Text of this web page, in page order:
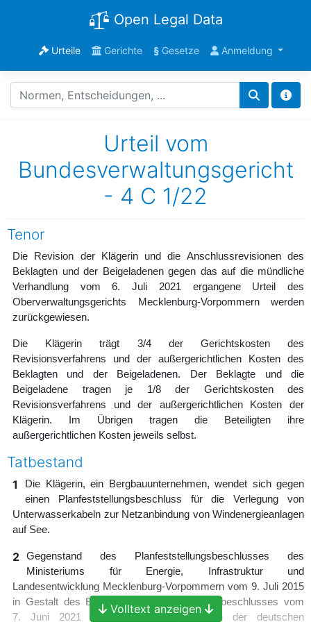
Open Legal Data
Urteile Gerichte §Gesetze Anmeldung
Urteil vom
Bundesverwaltungsgericht
- 4 C 1/22
Tenor
Die Revision der Klägerin und die Anschlussrevisionen des
Beklagten und der Beigeladenen gegen das auf die mündliche
Verhandlung vom 6. Juli 2021 ergangene Urteil des
Oberverwaltungsgerichts Mecklenburg-Vorpommern werden
zurückgewiesen.
Die Klägerin trägt 3/4 der Gerichtskosten des
Revisionsverfahrens und der außergerichtlichen Kosten des
Beklagten und der Beigeladenen. Der Beklagte und die
Beigeladene tragen je 1/8 der Gerichtskosten des
Revisionsverfahrens und der außergerichtlichen Kosten der
Klägerin. Im Übrigen tragen die Beteiligten ihre
außergerichtlichen Kosten jeweils selbst.
Tatbestand
1
Die Klägerin, ein Bergbauunternehmen, wendet sich gegen
einen Planfeststellungsbeschluss für die Verlegung von
Unterwasserkabeln zur Netzanbindung von Windenergieanlagen
auf See.
2
Gegenstand des Planfeststellungsbeschlusses des
Ministeriums für Energie, Infrastruktur und
Landesentwicklung Mecklenburg-Vorpommern vom 9. Juli 2015
in Gestalt des Ergänzungs-Planfeststellungsbeschlusses vom
7. Juni 2021 ist die Anbindung der in der deutschen
Volltext anzeigen